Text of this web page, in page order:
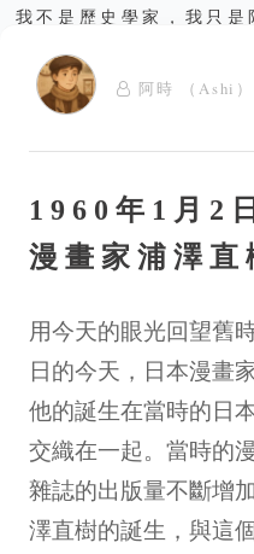
我不是歷史學家，我只是
阿時 （Ashi）
1960年1月2
漫畫家浦澤直
用今天的眼光回望舊
日的今天，日本漫畫
他的誕生在當時的日
交織在一起。當時的
雜誌的出版量不斷增
澤直樹的誕生，與這